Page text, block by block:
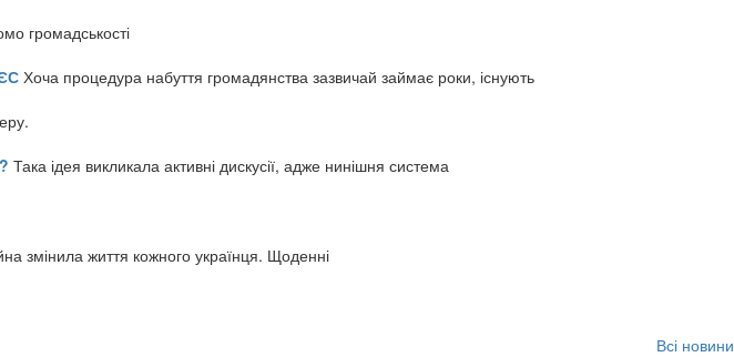
громадськості
Хоча процедура набуття громадянства зазвичай займає роки, існують
Така ідея викликала активні дискусії, адже нинішня система
змінила життя кожного українця. Щоденні
Всі новини